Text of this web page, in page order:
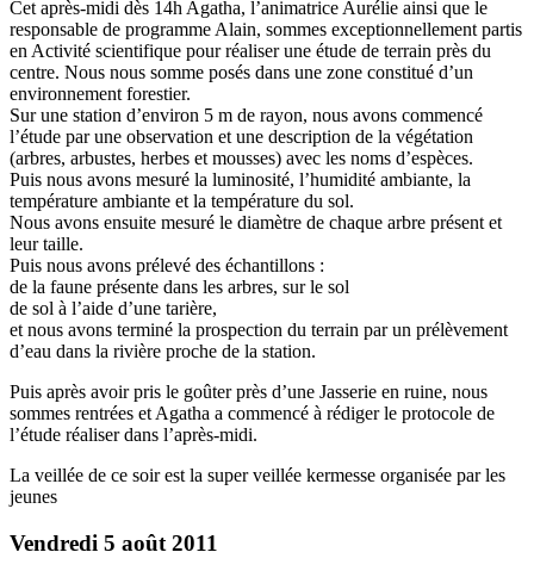
Cet après-midi dès 14h Agatha, l’animatrice Aurélie ainsi que le
responsable de programme Alain, sommes exceptionnellement partis
en Activité scientifique pour réaliser une étude de terrain près du
centre. Nous nous somme posés dans une zone constitué d’un
environnement forestier.
Sur une station d’environ 5 m de rayon, nous avons commencé
l’étude par une observation et une description de la végétation
(arbres, arbustes, herbes et mousses) avec les noms d’espèces.
Puis nous avons mesuré la luminosité, l’humidité ambiante, la
température ambiante et la température du sol.
Nous avons ensuite mesuré le diamètre de chaque arbre présent et
leur taille.
Puis nous avons prélevé des échantillons :
de la faune présente dans les arbres, sur le sol
de sol à l’aide d’une tarière,
et nous avons terminé la prospection du terrain par un prélèvement
d’eau dans la rivière proche de la station.
Puis après avoir pris le goûter près d’une Jasserie en ruine, nous
sommes rentrées et Agatha a commencé à rédiger le protocole de
l’étude réaliser dans l’après-midi.
La veillée de ce soir est la super veillée kermesse organisée par les
jeunes
Vendredi 5 août 2011